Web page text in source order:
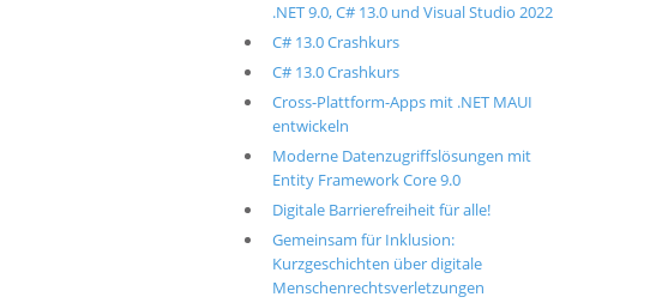
.NET 9.0, C# 13.0 und Visual Studio 2022
C# 13.0 Crashkurs
C# 13.0 Crashkurs
Cross-Plattform-Apps mit .NET MAUI
entwickeln
Moderne Datenzugriffslösungen mit
Entity Framework Core 9.0
Digitale Barrierefreiheit für alle!
Gemeinsam für Inklusion:
Kurzgeschichten über digitale
Menschenrechtsverletzungen